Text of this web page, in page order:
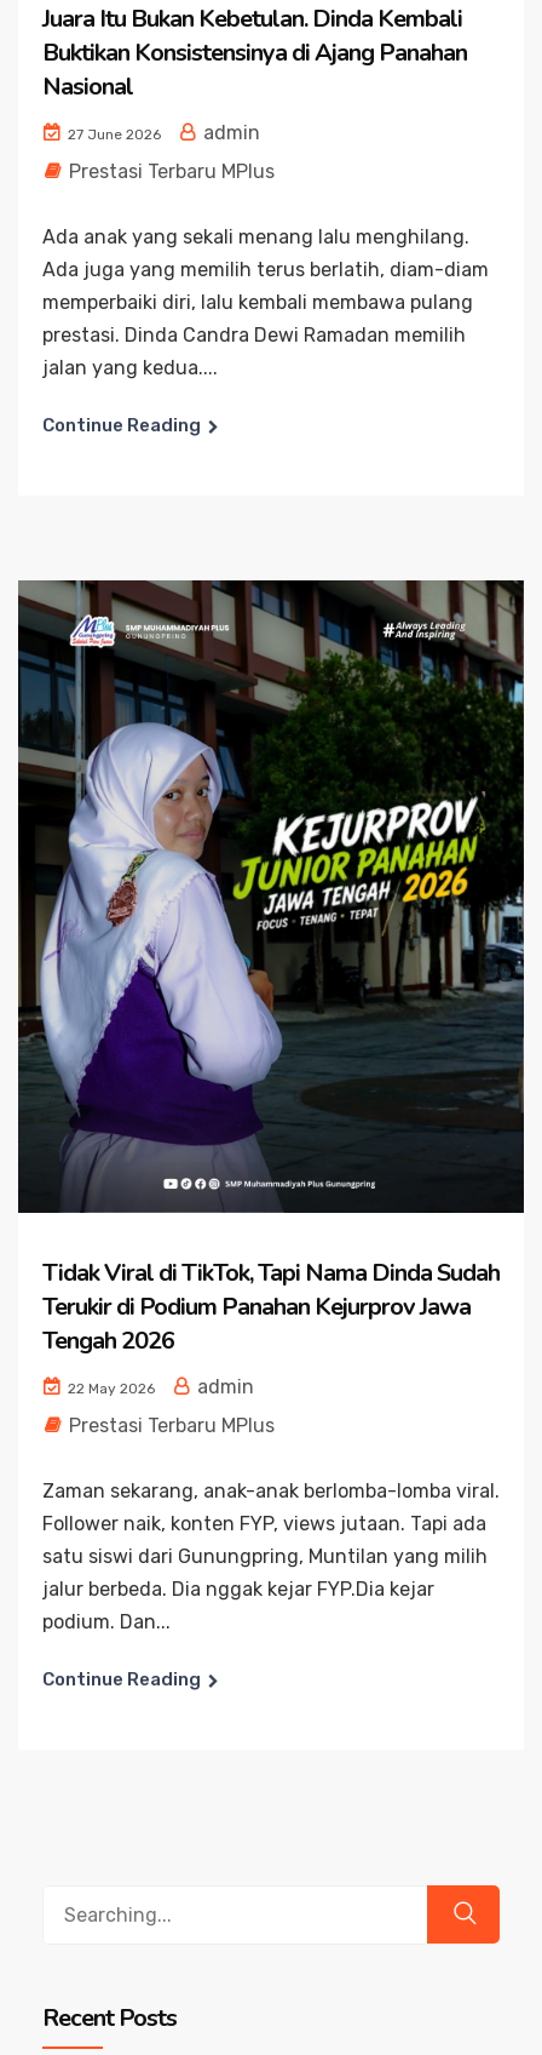
Juara Itu Bukan Kebetulan. Dinda Kembali
Buktikan Konsistensinya di Ajang Panahan
Nasional
27 June 2026
admin
Prestasi Terbaru MPlus
Ada anak yang sekali menang lalu menghilang.
Ada juga yang memilih terus berlatih, diam-diam
memperbaiki diri, lalu kembali membawa pulang
prestasi. Dinda Candra Dewi Ramadan memilih
jalan yang kedua....
Continue Reading
Tidak Viral di TikTok, Tapi Nama Dinda Sudah
Terukir di Podium Panahan Kejurprov Jawa
Tengah 2026
22 May 2026
admin
Prestasi Terbaru MPlus
Zaman sekarang, anak-anak berlomba-lomba viral.
Follower naik, konten FYP, views jutaan. Tapi ada
satu siswi dari Gunungpring, Muntilan yang milih
jalur berbeda. Dia nggak kejar FYP.Dia kejar
podium. Dan...
Continue Reading
Recent Posts